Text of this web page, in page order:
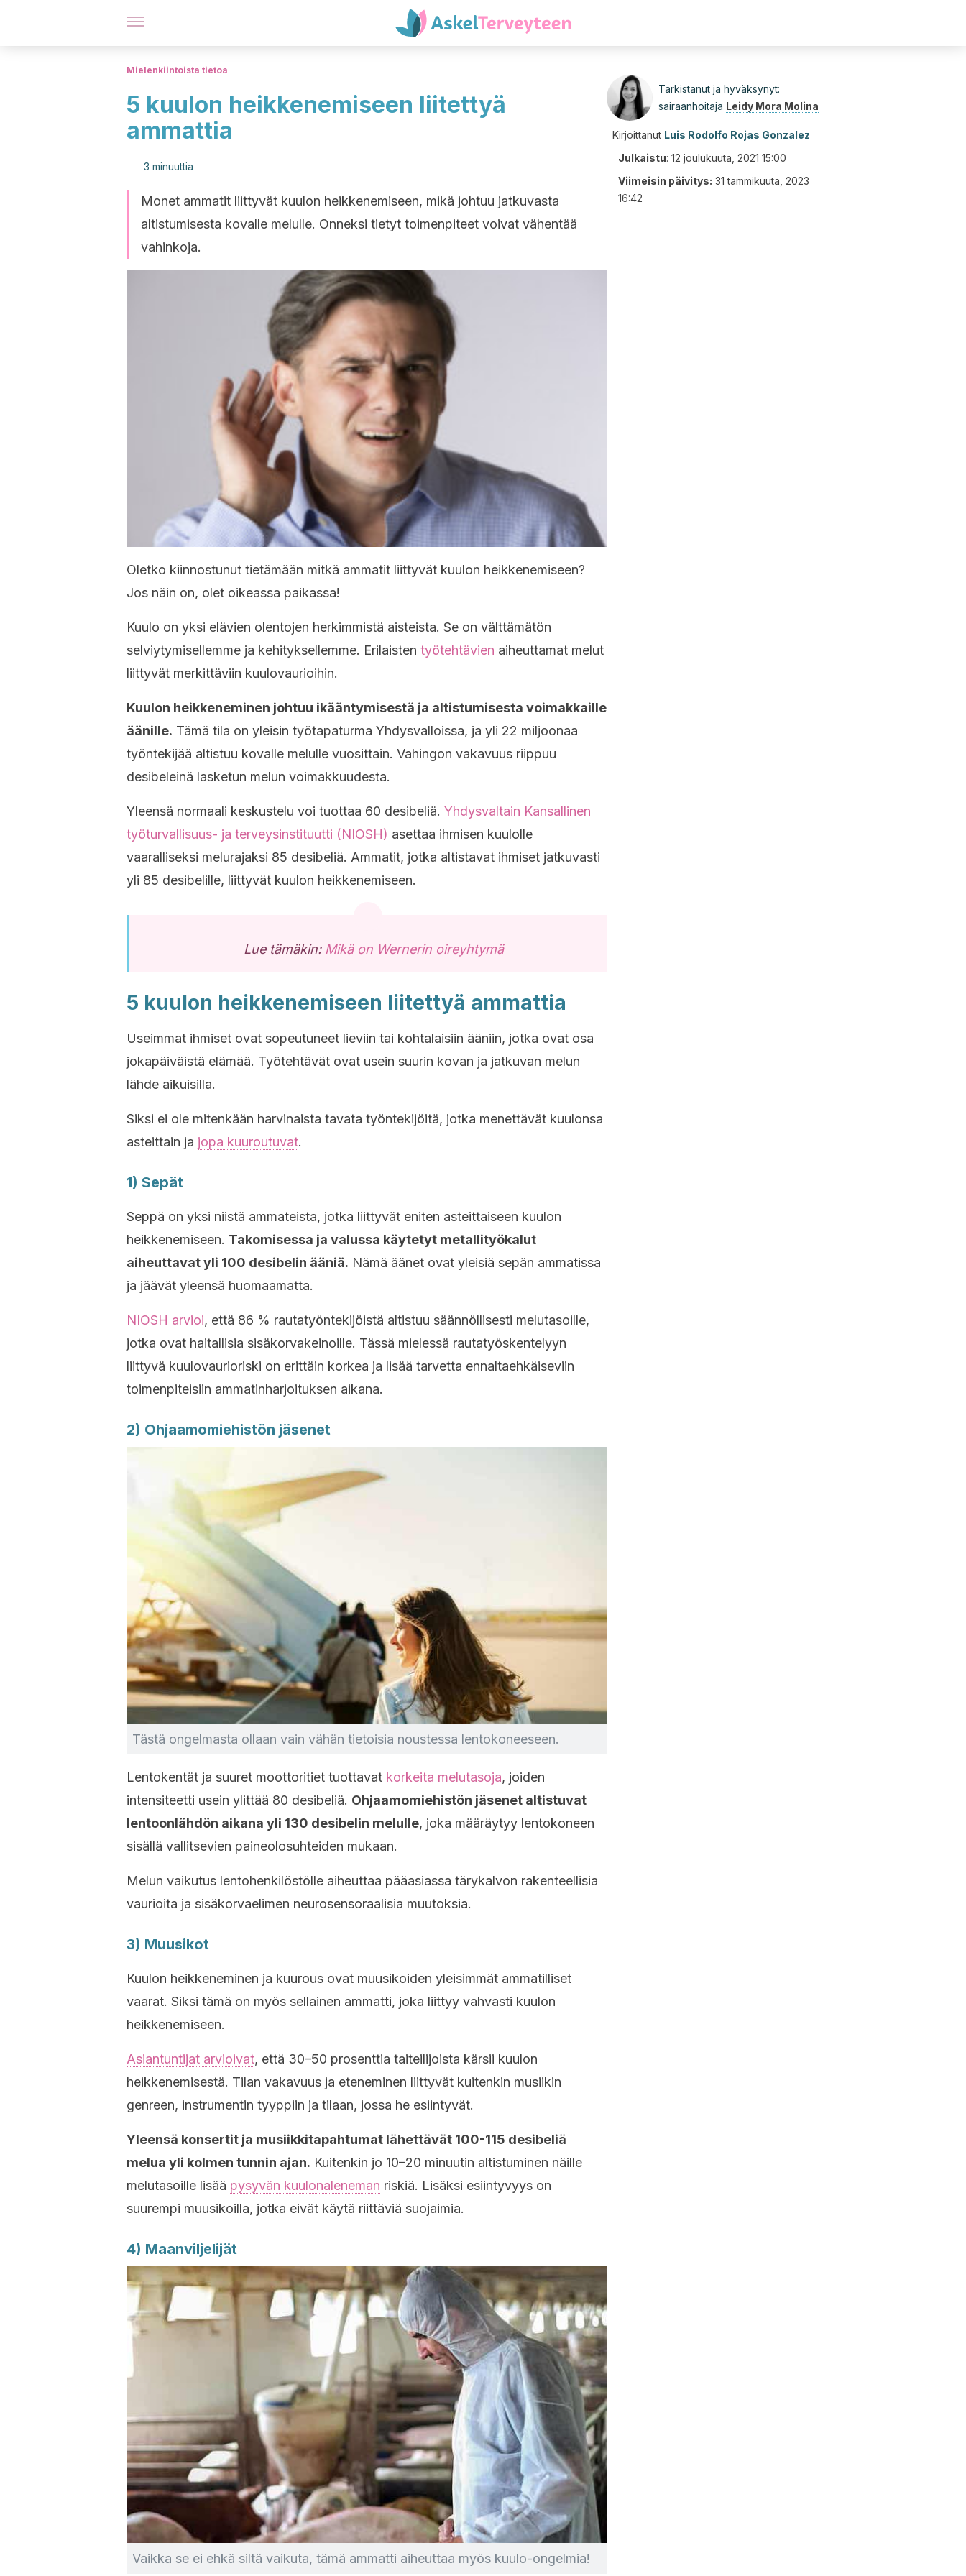
Mielenkiintoista tietoa
5 kuulon heikkenemiseen liitettyä
ammattia
3 minuuttia
Monet ammatit liittyvät kuulon heikkenemiseen, mikä johtuu jatkuvasta
altistumisesta kovalle melulle. Onneksi tietyt toimenpiteet voivat vähentää
vahinkoja.
Oletko kiinnostunut tietämään mitkä ammatit liittyvät kuulon heikkenemiseen?
Jos näin on, olet oikeassa paikassa!
Kuulo on yksi elävien olentojen herkimmistä aisteista. Se on välttämätön
selviytymisellemme ja kehityksellemme. Erilaisten työtehtävien aiheuttamat melut
liittyvät merkittäviin kuulovaurioihin.
Kuulon heikkeneminen johtuu ikääntymisestä ja altistumisesta voimakkaille
äänille. Tämä tila on yleisin työtapaturma Yhdysvalloissa, ja yli 22 miljoonaa
työntekijää altistuu kovalle melulle vuosittain. Vahingon vakavuus riippuu
desibeleinä lasketun melun voimakkuudesta.
Yleensä normaali keskustelu voi tuottaa 60 desibeliä. Yhdysvaltain Kansallinen
työturvallisuus- ja terveysinstituutti (NIOSH) asettaa ihmisen kuulolle
vaaralliseksi melurajaksi 85 desibeliä. Ammatit, jotka altistavat ihmiset jatkuvasti
yli 85 desibelille, liittyvät kuulon heikkenemiseen.
Lue tämäkin: Mikä on Wernerin oireyhtymä
5 kuulon heikkenemiseen liitettyä ammattia
Useimmat ihmiset ovat sopeutuneet lieviin tai kohtalaisiin ääniin, jotka ovat osa
jokapäiväistä elämää. Työtehtävät ovat usein suurin kovan ja jatkuvan melun
lähde aikuisilla.
Siksi ei ole mitenkään harvinaista tavata työntekijöitä, jotka menettävät kuulonsa
asteittain ja jopa kuuroutuvat.
1) Sepät
Seppä on yksi niistä ammateista, jotka liittyvät eniten asteittaiseen kuulon
heikkenemiseen. Takomisessa ja valussa käytetyt metallityökalut
aiheuttavat yli 100 desibelin ääniä. Nämä äänet ovat yleisiä sepän ammatissa
ja jäävät yleensä huomaamatta.
NIOSH arvioi, että 86 % rautatyöntekijöistä altistuu säännöllisesti melutasoille,
jotka ovat haitallisia sisäkorvakeinoille. Tässä mielessä rautatyöskentelyyn
liittyvä kuulovaurioriski on erittäin korkea ja lisää tarvetta ennaltaehkäiseviin
toimenpiteisiin ammatinharjoituksen aikana.
2) Ohjaamomiehistön jäsenet
Tästä ongelmasta ollaan vain vähän tietoisia noustessa lentokoneeseen.
Lentokentät ja suuret moottoritiet tuottavat korkeita melutasoja, joiden
intensiteetti usein ylittää 80 desibeliä. Ohjaamomiehistön jäsenet altistuvat
lentoonlähdön aikana yli 130 desibelin melulle, joka määräytyy lentokoneen
sisällä vallitsevien paineolosuhteiden mukaan.
Melun vaikutus lentohenkilöstölle aiheuttaa pääasiassa tärykalvon rakenteellisia
vaurioita ja sisäkorvaelimen neurosensoraalisia muutoksia.
3) Muusikot
Kuulon heikkeneminen ja kuurous ovat muusikoiden yleisimmät ammatilliset
vaarat. Siksi tämä on myös sellainen ammatti, joka liittyy vahvasti kuulon
heikkenemiseen.
Asiantuntijat arvioivat, että 30–50 prosenttia taiteilijoista kärsii kuulon
heikkenemisestä. Tilan vakavuus ja eteneminen liittyvät kuitenkin musiikin
genreen, instrumentin tyyppiin ja tilaan, jossa he esiintyvät.
Yleensä konsertit ja musiikkitapahtumat lähettävät 100-115 desibeliä
melua yli kolmen tunnin ajan. Kuitenkin jo 10–20 minuutin altistuminen näille
melutasoille lisää pysyvän kuulonaleneman riskiä. Lisäksi esiintyvyys on
suurempi muusikoilla, jotka eivät käytä riittäviä suojaimia.
4) Maanviljelijät
Vaikka se ei ehkä siltä vaikuta, tämä ammatti aiheuttaa myös kuulo-ongelmia!
Tarkistanut ja hyväksynyt:
sairaanhoitaja Leidy Mora Molina
Kirjoittanut Luis Rodolfo Rojas Gonzalez
Julkaistu: 12 joulukuuta, 2021 15:00
Viimeisin päivitys: 31 tammikuuta, 2023
16:42